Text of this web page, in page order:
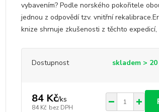
vybavením? Podle norského pokořitele
jednou z odpovědí tzv. vnitřní
knize shrnuje zkušenosti z těchto expedicí,
Dostupnost skladem >
84 Kč/ks
84 Kč bez DPH